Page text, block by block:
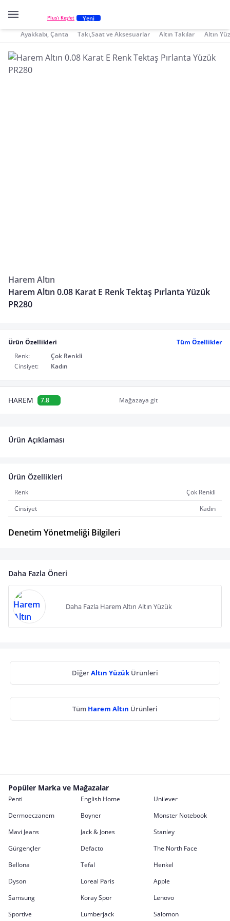
Plus'ı Keşfet Yeni
Ayakkabı, Çanta Takı,Saat ve Aksesuarlar Altın Takılar Altın
Harem Altın
Harem Altın 0.08 Karat E Renk Tektaş Pırlanta Yüzük
PR280
Ürün Özellikleri
Tüm Özellikler
Renk:
Çok Renkli
Cinsiyet:
Kadın
HAREM 7.8 Mağazaya git
Ürün Açıklaması
Ürün Özellikleri
Renk
Çok Renkli
Cinsiyet
Kadın
Denetim Yönetmeliği Bilgileri
Daha Fazla Öneri
Daha Fazla Harem Altın Altın Yüzük
DiğerAltın Yüzük Ürünleri
Tüm Harem Altın Ürünleri
Popüler Marka ve Mağazalar
Penti English Home
Unilever
Dermoeczanem
Boyner
Monster Notebook
Mavi Jeans
Jack & Jones
Stanley
Gürgençler
Defacto
The North Face
Bellona
Tefal
Henkel
Dyson
Loreal Paris
Apple
Samsung
Koray Spor
Lenovo
Sportive
Lumberjack Salomon